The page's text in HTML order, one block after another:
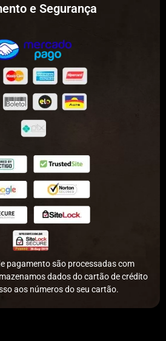
e Segurança
pagamento são processadas com
dados do cartão de crédito
aos números do seu cartão.